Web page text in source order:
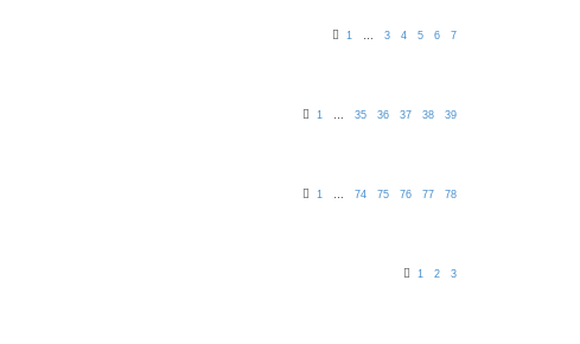
1 … 3 4 5 6 7
1 … 35 36 37 38 39
1 … 74 75 76 77 78
1 2 3